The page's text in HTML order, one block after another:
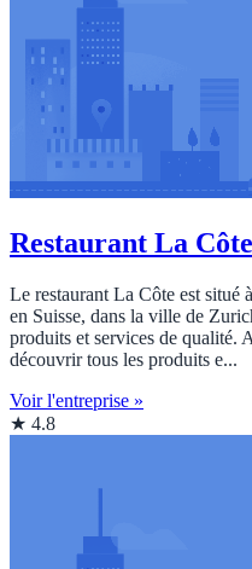
Restaurant La Côte
Le restaurant La Côte est situé
en Suisse, dans la ville de
produits et services de qualité.
découvrir tous les produits e...
Voir l'entreprise »
★ 4.8